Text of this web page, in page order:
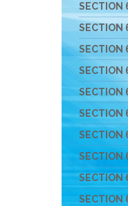
SECTION
SECTION
SECTION
SECTION
SECTION
SECTION
SECTION
SECTION
SECTION
SECTION